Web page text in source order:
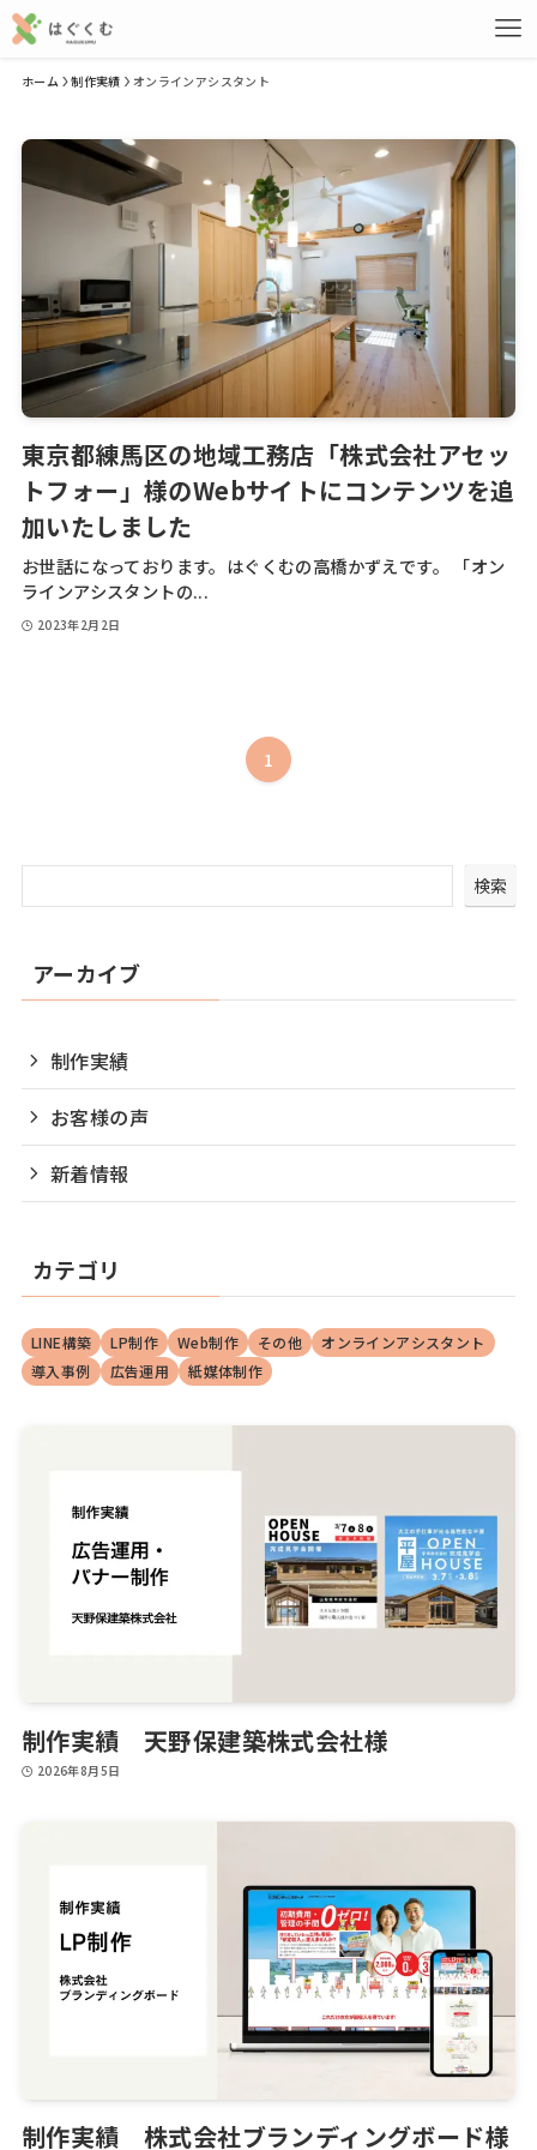
ホーム 制作実績 オンラインアシスタント
東京都練馬区の地域工務店「株式会社アセッ
トフォー」様のWebサイトにコンテンツを追
加いたしました
お世話になっております。はぐくむの高橋かずえです。 「オン
ラインアシスタントの...
2023年2月2日
1
検索
アーカイブ
制作実績
お客様の声
新着情報
カテゴリ
LINE構築 LP制作 Web制作 その他
オンラインアシスタント
導入事例
広告運用 紙媒体制作
制作実績 天野保建築株式会社様
2026年8月5日
制作実績 株式会社ブランディングボード様